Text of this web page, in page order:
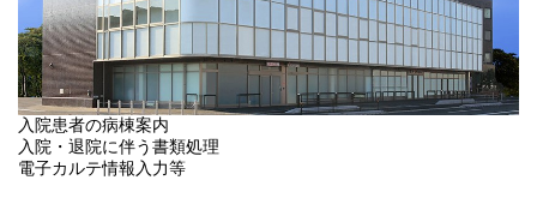
入院患者の病棟案内
入院・退院に伴う書類処理
電子カルテ情報入力等